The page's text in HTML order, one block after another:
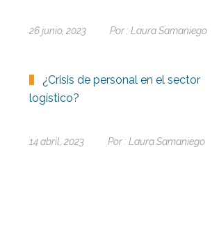
26 junio, 2023 Por : Laura Samaniego
¿Crisis de personal en el sector
logístico?
14 abril, 2023 Por : Laura Samaniego